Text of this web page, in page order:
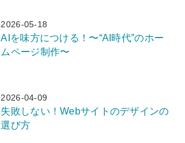
2026-05-18
AIを味方につける！〜“AI時代”のホー
ムページ制作〜
2026-04-09
失敗しない！Webサイトのデザインの
選び方